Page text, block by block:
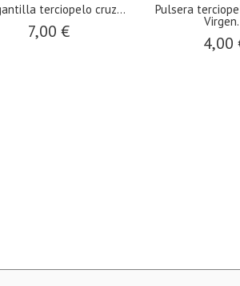
terciopelo cruz...
7,00 €
Pulsera
4,00